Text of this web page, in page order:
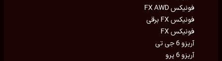
فونیکس FX AWD
فونیکس FX برقی
فونیکس FX
آریزو 6 جی تی
آریزو 6 پرو